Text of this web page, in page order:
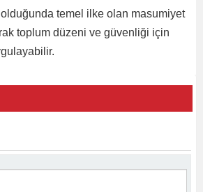
temel ilke olan masumiyet
toplum düzeni ve güvenliği için